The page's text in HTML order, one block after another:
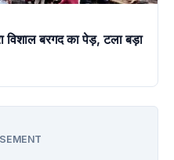
विशाल बरगद का पेड़, टला बड़ा